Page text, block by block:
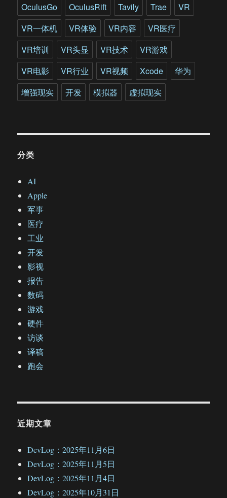
统
OculusGo
OculusRift Tavily Trae
VR
VR一体机
VR体验 VR内容
VR医疗
VR培训
VR头显 VR技术
VR游戏
VR电影
VR行业 VR视频 Xcode
华为
增强现实
开发 模拟器 虚拟现实
分类
AI
Apple
军事
医疗
工业
开发
影视
报告
数码
游戏
硬件
访谈
译稿
跑会
近期文章
DevLog：2025年11月6日
DevLog：2025年11月5日
DevLog：2025年11月4日
DevLog：2025年10月31日